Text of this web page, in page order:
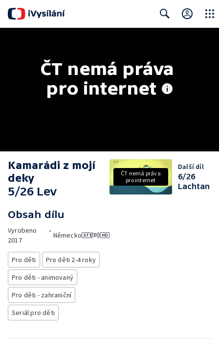
ČT nemá práva
pro internet
Kamarádi z mojí
deky
5/26 Lev
Obsah dílu
Vyrobeno
2017
•
Německo
Pro děti
Pro děti 2-4 roky
Pro děti - animovaný
Pro děti - zahraniční
Seriál pro děti
ČT nemá práva
pro internet
Další díl
6/26
Lachtan